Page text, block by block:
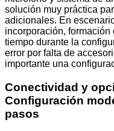
solución muy práctica
adicionales. En
incorporación,
tiempo durante la
error por falta de
importante una
Conectividad y
Configuración
pasos